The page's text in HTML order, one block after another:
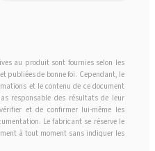
au produit sont fournies selon les
publiées de bonne foi. Cependant, le
et le contenu de ce document
responsable des résultats de leur
et de confirmer lui-même les
Le fabricant se réserve le
à tout moment sans indiquer les